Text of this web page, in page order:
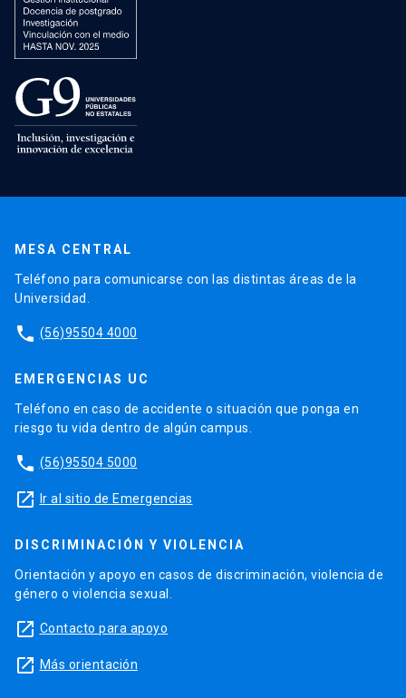
MESA CENTRAL
Teléfono para comunicarse con las distintas áreas de la
Universidad.
phone (56)95504 4000
EMERGENCIAS UC
Teléfono en caso de accidente o situación que ponga en
riesgo tu vida dentro de algún campus.
phone (56)95504 5000
launch Ir al sitio de Emergencias
DISCRIMINACIÓN Y VIOLENCIA
Orientación y apoyo en casos de discriminación, violencia de
género o violencia sexual.
launch Contacto para apoyo
launch Más orientación